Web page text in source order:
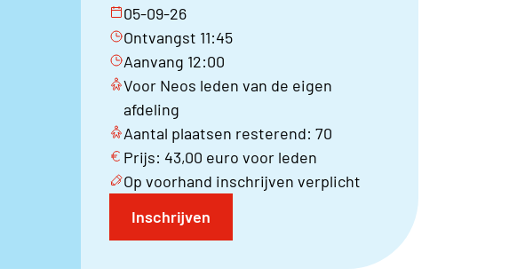
05-09-26
Ontvangst 11:45
Aanvang 12:00
Voor Neos leden van de eigen
afdeling
Aantal plaatsen resterend: 70
Prijs: 43,00 euro voor leden
Op voorhand inschrijven verplicht
Inschrijven